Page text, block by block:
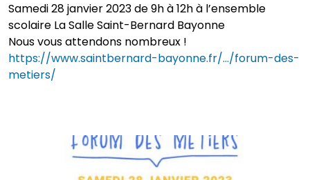
Samedi 28 janvier 2023 de 9h à 12h à l’ensemble
scolaire La Salle Saint-Bernard Bayonne
Nous vous attendons nombreux !
https://www.saintbernard-bayonne.fr/…/forum-des-
metiers/